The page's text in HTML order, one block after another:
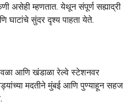
असेही म्हणतात. येथून संपूर्ण सह्याद्री
घाटांचे सुंदर दृश्य पाहता येते.
आणि खंडाळा रेल्वे स्टेशनवर
मदतीने मुंबई आणि पुण्याहून सहज